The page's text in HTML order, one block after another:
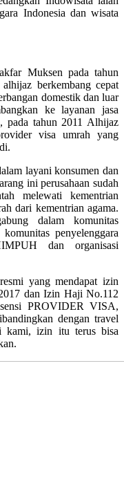
Indonesia dan wisata
Muksen pada tahun
berkembang cepat
domestik dan luar
ke layanan jasa
pada tahun 2011 Alhijaz
visa umrah yang
layani konsumen dan
ini perusahaan sudah
melewati kementrian
dari kementrian agama.
dalam komunitas
penyelenggara
dan organisasi
resmi yang mendapat izin
dan Izin Haji No.112
PROVIDER VISA,
dengan travel
kami, izin itu terus bisa